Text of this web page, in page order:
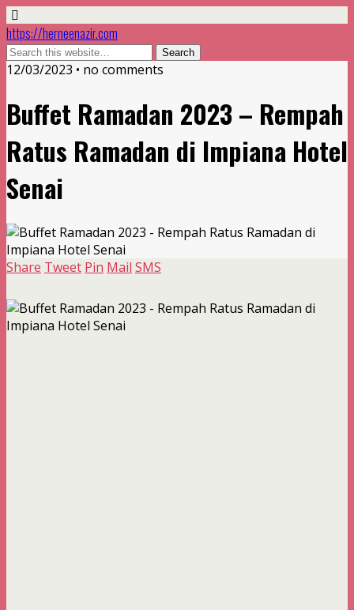
https://herneenazir.com
12/03/2023 • no comments
Buffet Ramadan 2023 – Rempah
Ratus Ramadan di Impiana Hotel
Senai
Share Tweet Pin Mail SMS